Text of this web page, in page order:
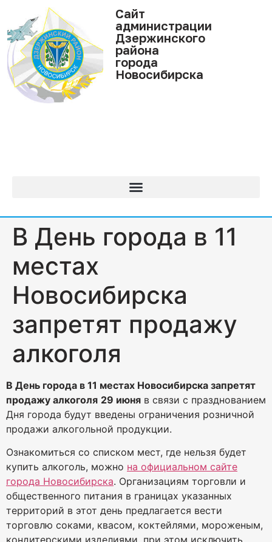
Cайт
администрации
Дзержинского
района
города
Новосибирска
В День города в 11
местах
Новосибирска
запретят продажу
алкоголя
В День города в 11 местах Новосибирска запретят
продажу алкоголя 29 июня в связи с празднованием
Дня города будут введены ограничения розничной
продажи алкогольной продукции.
Ознакомиться со списком мест, где нельзя будет
купить алкоголь, можно на официальном сайте
города Новосибирска. Организациям торговли и
общественного питания в границах указанных
территорий в этот день предлагается вести
торговлю соками, квасом, коктейлями, мороженым,